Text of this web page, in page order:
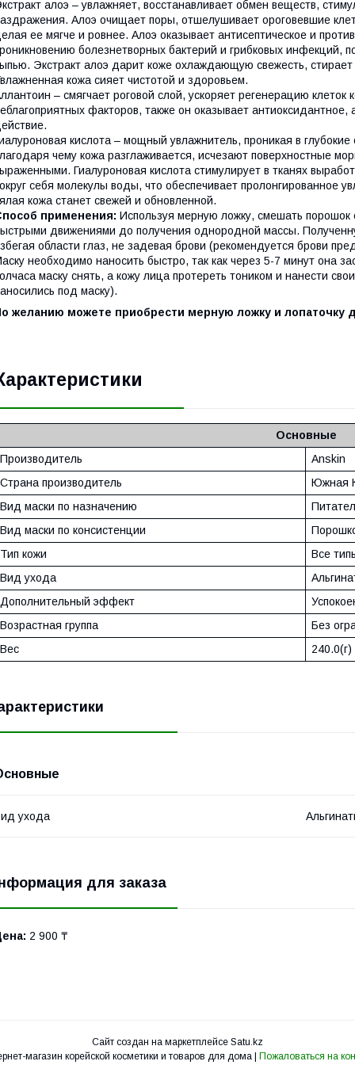
алоэ – увлажняет, восстанавливает обмен веществ,
Алоэ очищает поры, отшелушивает ороговевшие
ее мягче и ровнее. Алоэ оказывает антисептическое и
болезнетворных бактерий и грибковых инфекций,
Экстракт алоэ дарит коже охлаждающую свежесть,
кожа сияет чистотой и здоровьем.
– смягчает роговой слой, ускоряет регенерацию
факторов, также он оказывает антиоксидантное,
кислота – мощный увлажнитель, проникая в
чему кожа разглаживается, исчезают поверхностные
Гиалуроновая кислота стимулирует в тканях
себя молекулы воды, что обеспечивает пролонгированное
кожа станет свежей и обновленной.
применения: Используя мерную ложку, смешать
движениями до получения однородной массы.
области глаз, не задевая брови (рекомендуется брови
необходимо наносить быстро, так как через 5-7 минут она
маску снять, а кожу лица протереть тоником и нанести
под маску).
желанию можете приобрести мерную ложку и лопаточку
Основные
Производитель
Anskin
Страна производитель
Южная
Вид маски по назначению
Вид маски по консистенции
Тип кожи
Все
Вид ухода
Дополнительный эффект
Возрастная группа
Без
Вес
240.0(г)
ухода
для заказа
2 900 ₸
Сайт создан на маркетплейсе Satu.kz
Пожаловаться на